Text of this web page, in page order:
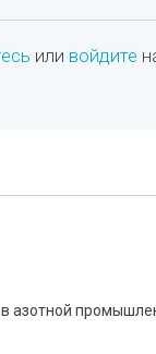
или войдите
в азотной